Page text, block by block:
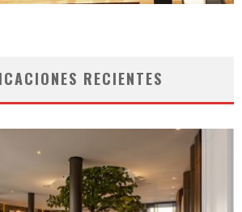
RECIENTES